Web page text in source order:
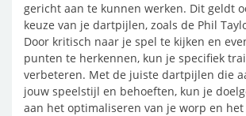
gericht aan te kunnen werken. Dit geldt
keuze van je dartpijlen, zoals de Phil
Door kritisch naar je spel te kijken en
punten te herkennen, kun je specifiek
verbeteren. Met de juiste dartpijlen die
jouw speelstijl en behoeften, kun je
aan het optimaliseren van je worp en